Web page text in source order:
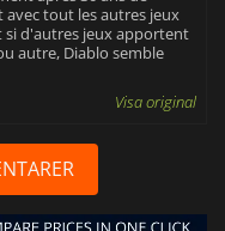
tout les autres jeux
si d'autres jeux apportent
autre, Diablo semble
Visa original